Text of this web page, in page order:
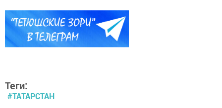
Теги:
#ТАТАРСТАН